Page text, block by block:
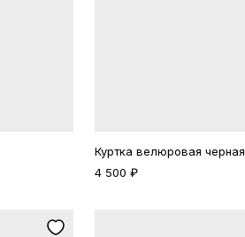
Куртка велюровая черная
4 500 ₽